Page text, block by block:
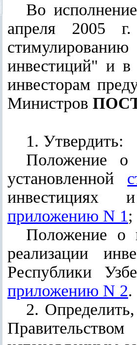
Во
апреля 2005
инвестиций" и в
инвесторам
Министров
1. Утвердить:
Положение о
установленной
инвестициях
приложению N 1;
Положение о
реализации
Республики
приложению N 2.
2.